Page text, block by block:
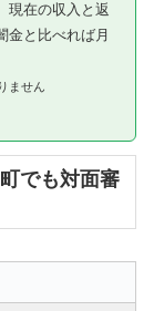
現在の収入と返
金と比べれば月
ません
でも対面審